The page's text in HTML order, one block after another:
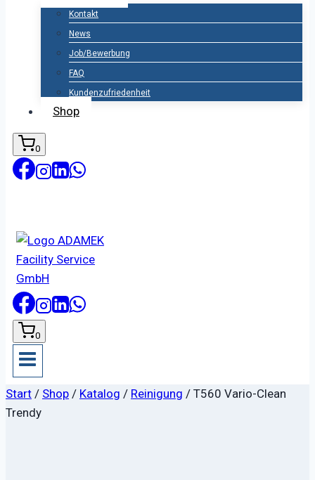
Kontakt
News
Job/Bewerbung
FAQ
Kundenzufriedenheit
Shop
0
0
Start / Shop / Katalog / Reinigung / T560 Vario-Clean
Trendy